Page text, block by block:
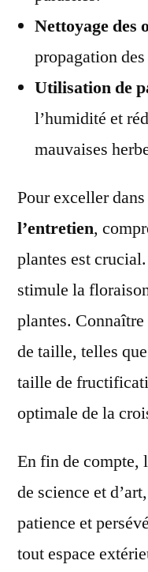
Nettoyage des
propagation
Utilisation de
l’humidité et
mauvaises
Pour exceller dans
l’entretien,
plantes est
stimule la
plantes.
de taille, telles
taille de
optimale de la
En fin de compte,
de science et
patience et
tout espace